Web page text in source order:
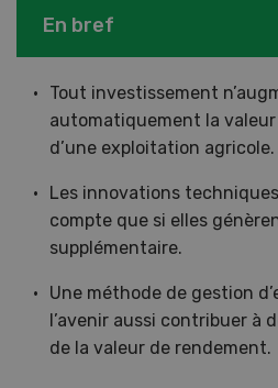
En bref
Tout investissement
automatiquement la
d’une exploitation agricole.
Les innovations
compte que si elles
supplémentaire.
Une méthode de gestion
l’avenir aussi contribuer à
de la valeur de rendement.